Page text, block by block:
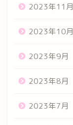
2023年11月
2023年10月
2023年9月
2023年8月
2023年7月